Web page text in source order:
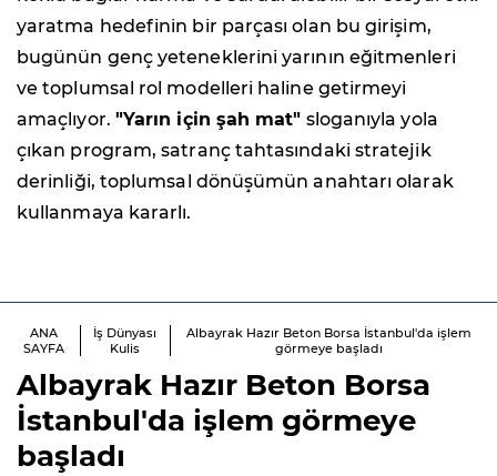
yaratma hedefinin bir parçası olan bu girişim,
bugünün genç yeteneklerini yarının eğitmenleri
ve toplumsal rol modelleri haline getirmeyi
amaçlıyor. "Yarın için şah mat" sloganıyla yola
çıkan program, satranç tahtasındaki stratejik
derinliği, toplumsal dönüşümün anahtarı olarak
kullanmaya kararlı.
ANA
SAYFA
İş Dünyası
Kulis
Albayrak Hazır Beton Borsa İstanbul'da işlem
görmeye başladı
Albayrak Hazır Beton Borsa
İstanbul'da işlem görmeye
başladı